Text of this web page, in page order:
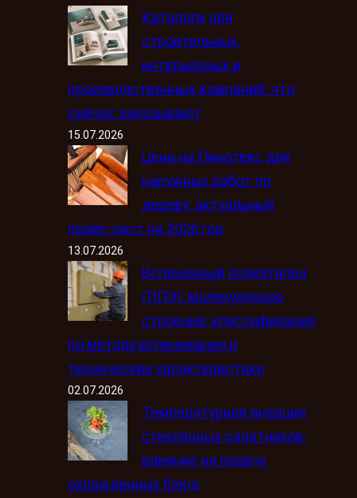
Каталоги для
строительных,
интерьерных и
производственных компаний: что
сейчас заказывают
15.07.2026
Цена на Пинотекс для
наружных работ по
дереву: актуальный
прайс-лист на 2026 год
13.07.2026
Вспененный полиэтилен
(ППЭ): молекулярное
строение, классификация
по методу вспенивания и
технические характеристики
02.07.2026
Температурная инерция
стеклянных салатников:
влияние на подачу
охлаждённых блюд